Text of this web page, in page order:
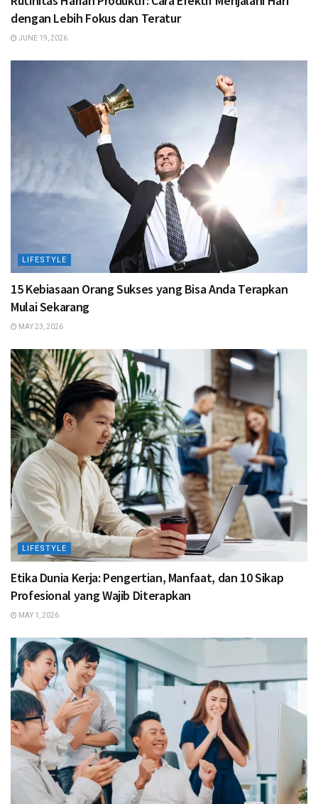
dengan Lebih Fokus dan Teratur
JUNE 19, 2026
LIFESTYLE
15 Kebiasaan Orang Sukses yang Bisa Anda Terapkan
Mulai Sekarang
MAY 23, 2026
LIFESTYLE
Etika Dunia Kerja: Pengertian, Manfaat, dan 10 Sikap
Profesional yang Wajib Diterapkan
MAY 1, 2026